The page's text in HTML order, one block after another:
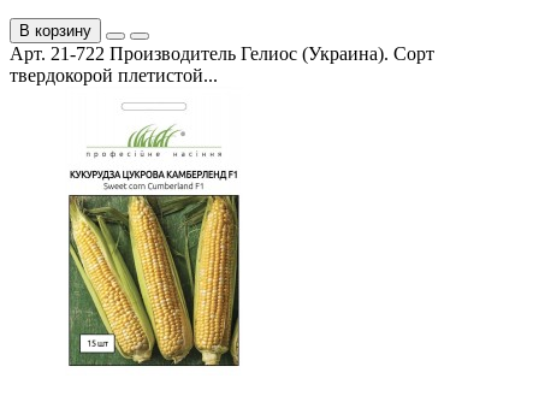
В корзину
Арт. 21-722 Производитель Гелиос (Украина). Сорт
твердокорой плетистой...